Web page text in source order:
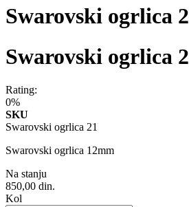
Swarovski ogrlica
Swarovski ogrlica
Rating:
0%
SKU
Swarovski ogrlica 21
Swarovski ogrlica 12mm
Na stanju
850,00 din.
Kol